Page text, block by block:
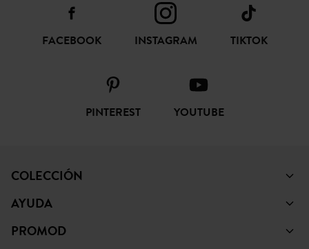
FACEBOOK INSTAGRAM TIKTOK
PINTEREST YOUTUBE
COLECCIÓN
AYUDA
PROMOD